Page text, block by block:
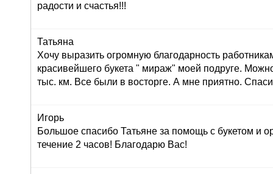
радости и счастья!!!
Татьяна
Хочу выразить огромную благодарность
красивейшего букета " мираж" моей подруге.
тыс. км. Все были в восторге. А мне приятно.
Игорь
Большое спасибо Татьяне за помощь с букетом и
течение 2 часов! Благодарю Вас!